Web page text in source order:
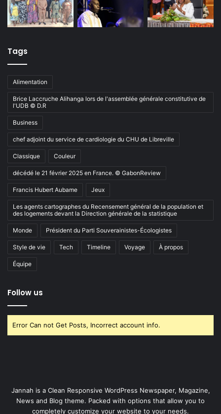
Tags
Alimentation
Brice Laccruche Alihanga lors de l'assemblée générale constitutive de
l'UDB © D.R
Business
chef adjoint du service de cardiologie du CHU de Libreville
Classique Couleur
décédé le 21 février 2025 en France. © GabonReview
Francis Hubert Aubame Jeux
Les agents cartographes du Recensement général de la population et
des logements devant la Direction générale de la statistique
Monde Président du Parti Souverainistes-Écologistes
Style de vie Tech Timeline Voyage À propos
Équipe
Follow us
Error Can not Get Posts, Incorrect account info.
Jannah is a Clean Responsive WordPress Newspaper, Magazine,
News and Blog theme. Packed with options that allow you to
completely customize your website to your needs.